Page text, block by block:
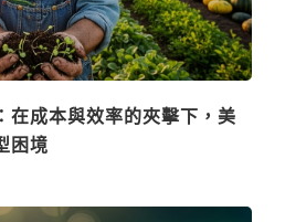
在成本與效率的夾擊下，美
困境